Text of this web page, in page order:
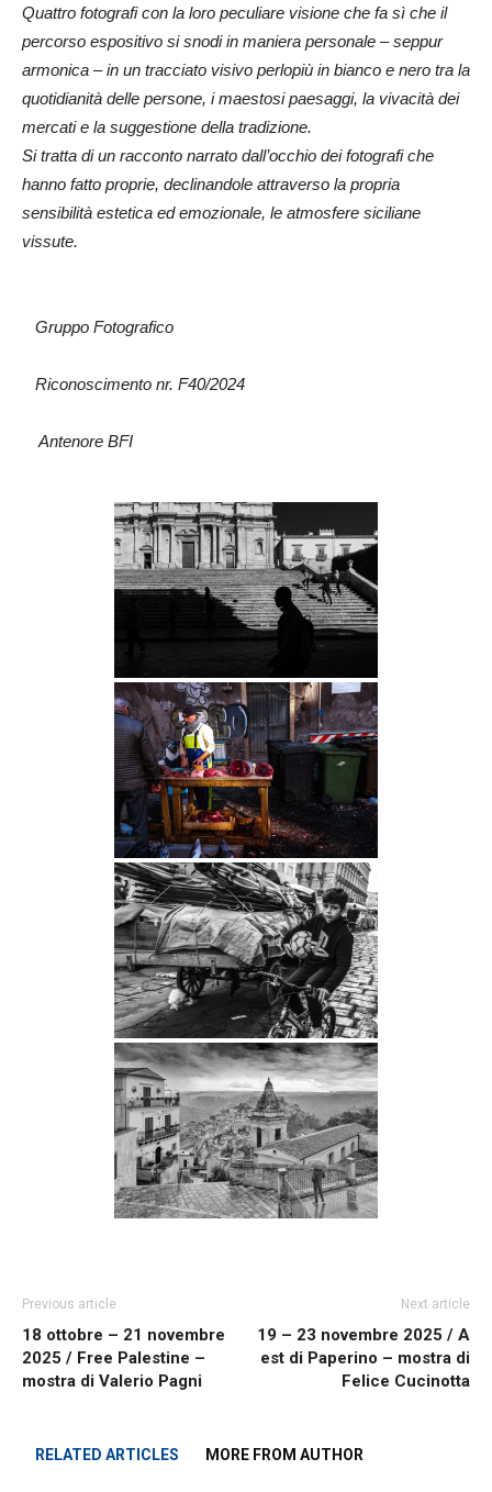
Quattro fotografi con la loro peculiare visione che fa sì che il
percorso espositivo si snodi in maniera personale – seppur
armonica – in un tracciato visivo perlopiù in bianco e nero tra la
quotidianità delle persone, i maestosi paesaggi, la vivacità dei
mercati e la suggestione della tradizione.
Si tratta di un racconto narrato dall’occhio dei fotografi che
hanno fatto proprie, declinandole attraverso la propria
sensibilità estetica ed emozionale, le atmosfere siciliane
vissute.
Gruppo Fotografico
Riconoscimento nr. F40/2024
Antenore BFI
Previous article
18 ottobre – 21 novembre
2025 / Free Palestine –
mostra di Valerio Pagni
Next article
19 – 23 novembre 2025 / A
est di Paperino – mostra di
Felice Cucinotta
RELATED ARTICLES MORE FROM AUTHOR